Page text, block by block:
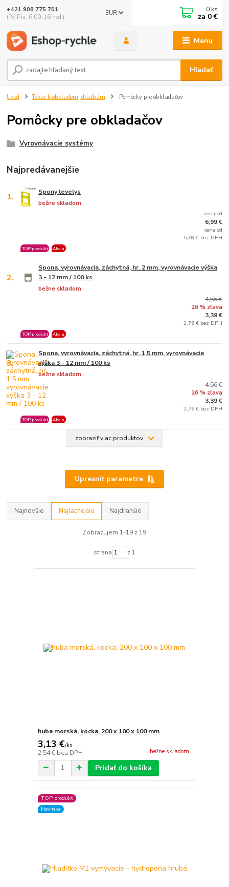
Menu
EUR
Hľadať
+421 908 775 701
(Po-Pia, 6:00-16 hod.)
0 ks
za 0 €
Úvod Tovar k obkladom, dlažbám Pomôcky pre obkladačov
Pomôcky pre obkladačov
Vyrovnávacie systémy
Najpredávanejšie
1. Spony levelys
bežne skladom
TOP produkt Akcia
cena od
6,99 €
cena od
5,68 € bez DPH
2.
Spona, vyrovnávacia, záchytná, hr. 2 mm, vyrovnávacie výška
3 - 12 mm / 100 ks
bežne skladom
TOP produkt Akcia
4,56 €
26 % zľava
3,39 €
2,76 € bez DPH
3.
Spona, vyrovnávacia, záchytná, hr. 1,5 mm, vyrovnávacie
výška 3 - 12 mm / 100 ks
bežne skladom
TOP produkt Akcia
4,56 €
26 % zľava
3,39 €
2,76 € bez DPH
zobraziť viac produktov
Upresniť parametre
Najnovšie Najlacnejšie Najdrahšie
Zobrazujem 1-19 z 19
strana z 1
huba morská, kocka, 200 x 100 x 100 mm
3,13 €/ks
2,54 € bez DPH bežne skladom
Pridať do košíka
TOP produkt
Novinka